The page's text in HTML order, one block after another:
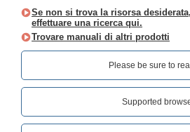
Se non si trova la risorsa
effettuare una ricerca qui.
Trovare manuali di altri prodotti
Please be sure to
Supported